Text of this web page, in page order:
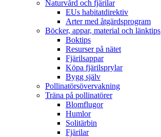
Naturvård och fjärilar
EUs habitatdirektiv
Arter med åtgärdsprogram
Böcker, appar, material och länktips
Boktips
Resurser på nätet
Fjärilsappar
Köpa fjärilsprylar
Bygg själv
Pollinatörsövervakning
Träna på pollinatörer
Blomflugor
Humlor
Solitärbin
Fjärilar